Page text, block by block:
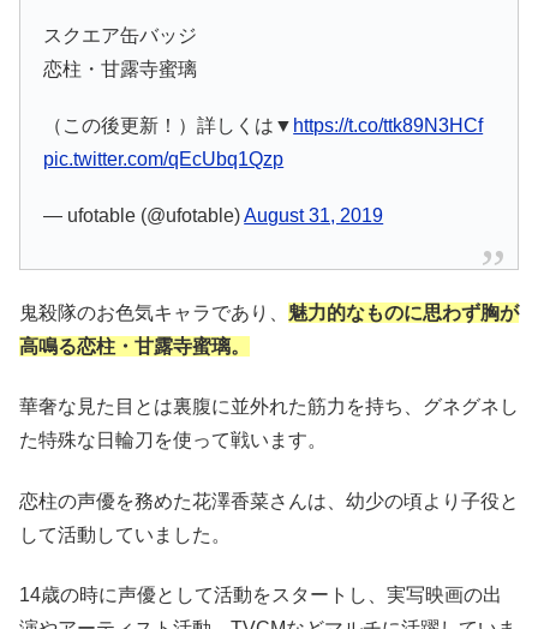
スクエア缶バッジ
恋柱・甘露寺蜜璃
（この後更新！）詳しくは▼ https://t.co/ttk89N3HCf
pic.twitter.com/qEcUbq1Qzp
— ufotable (@ufotable)August 31, 2019
鬼殺隊のお色気キャラであり、 魅力的なものに思わず胸が
高鳴る恋柱・甘露寺蜜璃。
華奢な見た目とは裏腹に並外れた筋力を持ち、グネグネし
た特殊な日輪刀を使って戦います。
恋柱の声優を務めた花澤香菜さんは、幼少の頃より子役と
して活動していました。
14歳の時に声優として活動をスタートし、実写映画の出